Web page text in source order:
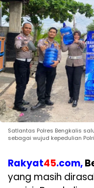
Satlantas Polres Bengkalis
sebagai wujud kepedulian
Rakyat45.com,
yang masih